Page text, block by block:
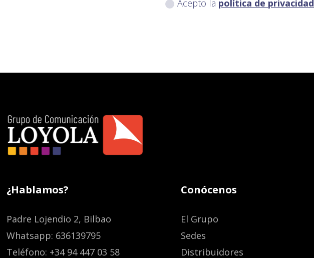
Acepto la política de privacidad
¿Hablamos?
Padre Lojendio 2, Bilbao
Whatsapp: 636139795
Teléfono: +34 94 447 03 58
Conócenos
El Grupo
Sedes
Distribuidores